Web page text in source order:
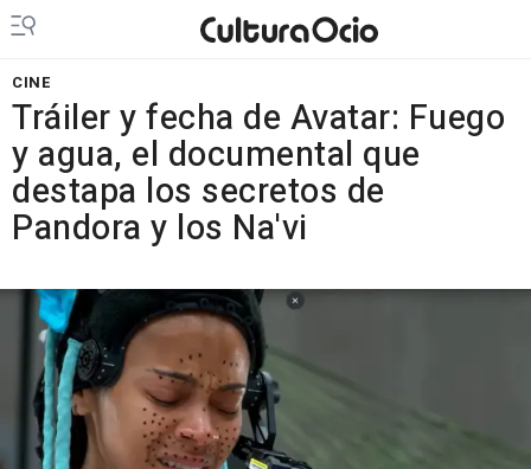
CINE
Tráiler y fecha de Avatar: Fuego
y agua, el documental que
destapa los secretos de
Pandora y los Na'vi